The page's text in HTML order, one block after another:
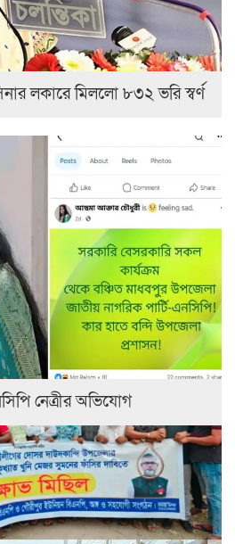
লকারে মিললো ৮৩২ ভরি স্বর্ণ
নেত্রীর অভিযোগ